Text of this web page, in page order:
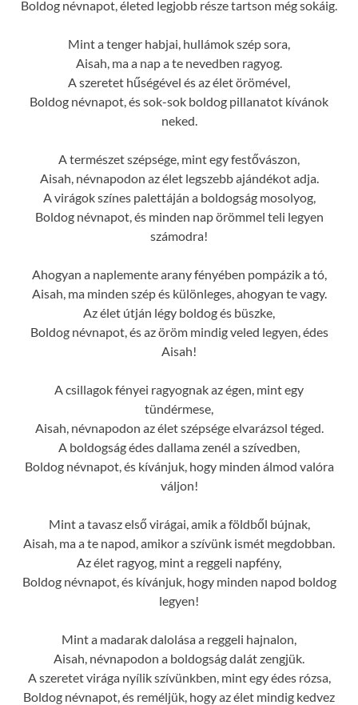
Boldog névnapot, életed legjobb része tartson még sokáig.
Mint a tenger habjai, hullámok szép sora,
Aisah, ma a nap a te nevedben ragyog.
A szeretet hűségével és az élet örömével,
Boldog névnapot, és sok-sok boldog pillanatot kívánok
neked.
A természet szépsége, mint egy festővászon,
Aisah, névnapodon az élet legszebb ajándékot adja.
A virágok színes palettáján a boldogság mosolyog,
Boldog névnapot, és minden nap örömmel teli legyen
számodra!
Ahogyan a naplemente arany fényében pompázik a tó,
Aisah, ma minden szép és különleges, ahogyan te vagy.
Az élet útján légy boldog és büszke,
Boldog névnapot, és az öröm mindig veled legyen, édes
Aisah!
A csillagok fényei ragyognak az égen, mint egy
tündérmese,
Aisah, névnapodon az élet szépsége elvarázsol téged.
A boldogság édes dallama zenél a szívedben,
Boldog névnapot, és kívánjuk, hogy minden álmod valóra
váljon!
Mint a tavasz első virágai, amik a földből bújnak,
Aisah, ma a te napod, amikor a szívünk ismét megdobban.
Az élet ragyog, mint a reggeli napfény,
Boldog névnapot, és kívánjuk, hogy minden napod boldog
legyen!
Mint a madarak dalolása a reggeli hajnalon,
Aisah, névnapodon a boldogság dalát zengjük.
A szeretet virága nyílik szívünkben, mint egy édes rózsa,
Boldog névnapot, és reméljük, hogy az élet mindig kedvez